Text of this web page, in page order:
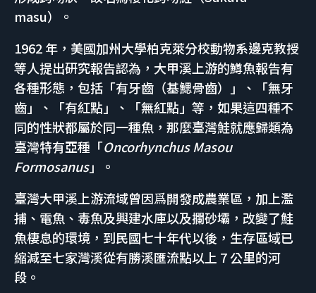
masu）。
1962 年，美國加州大學柏克萊分校動物系邊克教授
等人提出研究報告認為，大甲溪上游的鱒魚報告有
各種形態，包括「有牙齒（基鰓骨齒）」、「無牙
齒」、「有紅點」、「無紅點」等，如果這四種不
同的性狀都屬於同一種魚，那麼臺灣鮭就應歸類為
臺灣特有亞種「Oncorhynchus Masou
Formosanus」。
臺灣大甲溪上游流域曾因爲開發成農業區，加上濫
捕、電魚、毒魚及興建水庫以及攔砂壩，改變了鮭
魚棲息的環境，到民國七十年代以後，生存區域已
縮減至七家灣溪從有勝溪匯流點以上 7 公里的河
段。